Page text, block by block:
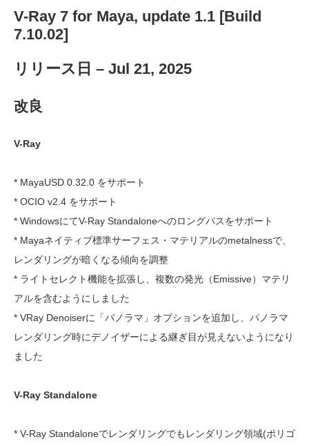
V-Ray 7 for Maya, update 1.1 [Build
7.10.02]
リリース日 – Jul 21, 2025
改良
V-Ray
* MayaUSD 0.32.0 をサポート
* OCIO v2.4 をサポート
* WindowsにてV-Ray Standaloneへのロングパスをサポート
* Mayaネイティブ標準サーフェス・マテリアルのmetalnessで、
レンダリングが暗くなる傾向を調整
* ライトセレクト機能を拡張し、複数の発光（Emissive）マテリ
アルを含むようにしました
* VRay Denoiserに「パノラマ」オプションを追加し、パノラマ
レンダリング時にデノイザーによる継ぎ目が見えないようになり
ました
V-Ray Standalone
* V-Ray Standaloneでレンダリングでもレンダリング領域(ポリゴ